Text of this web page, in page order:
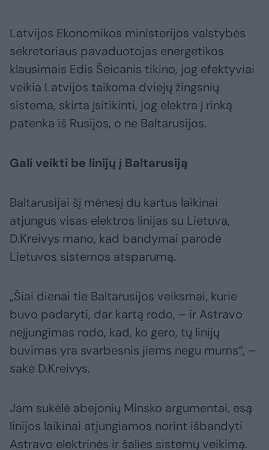
Latvijos Ekonomikos ministerijos valstybės
sekretoriaus pavaduotojas energetikos
klausimais Edis Šeicanis tikino, jog efektyviai
veikia Latvijos taikoma dviejų žingsnių
sistema, skirta įsitikinti, jog elektra į rinką
patenka iš Rusijos, o ne Baltarusijos.
Gali veikti be linijų į Baltarusiją
Baltarusijai šį mėnesį du kartus laikinai
atjungus visas elektros linijas su Lietuva,
D.Kreivys mano, kad bandymai parodė
Lietuvos sistemos atsparumą.
„Šiai dienai tie Baltarusijos veiksmai, kurie
buvo padaryti, dar kartą rodo, – ir Astravo
neįjungimas rodo, kad, ko gero, tų linijų
buvimas yra svarbesnis jiems negu mums“, –
sakė D.Kreivys.
Jam sukėlė abejonių Minsko argumentai, esą
linijos laikinai atjungiamos norint išbandyti
Astravo elektrinės ir šalies sistemų veikimą.